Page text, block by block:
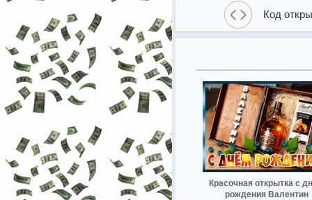
Код
Красочная открытка с
рождения Валентин